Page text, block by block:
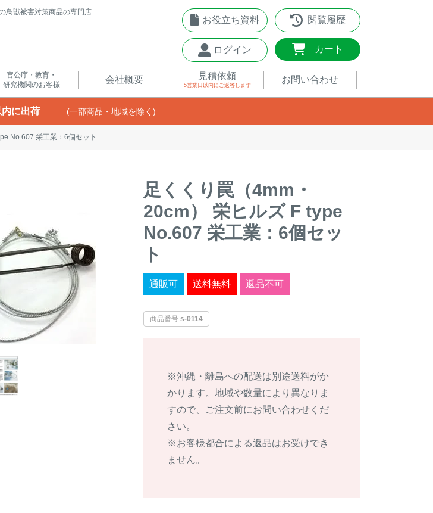
鳥獣被害対策商品の専門店
お役立ち資料 閲覧履歴
ログイン カート
官公庁・教育・
研究機関のお客様
会社概要 見積依頼
5営業日以内 にご返答します
お問い合わせ
に出荷 (一部商品・地域を除く)
No.607 栄工業：6個セット
足くくり罠（4mm・
20cm） 栄ヒルズ F type
No.607 栄工業：6個セッ
ト
通販可 送料無料 返品不可
商品番号 s-0114
※沖縄・離島への配送は別途送料がか
かります。地域や数量により異なりま
すので、ご注文前にお問い合わせくだ
さい。
※お客様都合による返品はお受けでき
ません。